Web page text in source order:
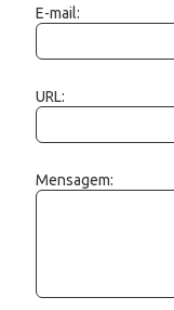
E-mail:
URL:
Mensagem: